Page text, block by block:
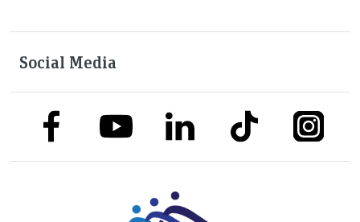
Social Media
link to facebooklink to youtubelink to linkedinlink to tiktok